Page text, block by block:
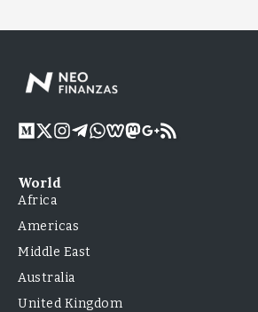
World
Africa
Americas
Middle East
Australia
United Kingdom